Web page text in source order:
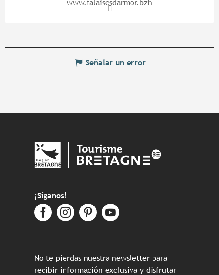
www.falaisesdarmor.bzh
Señalar un error
¡Síganos!
No te pierdas nuestra newsletter para
recibir información exclusiva y disfrutar